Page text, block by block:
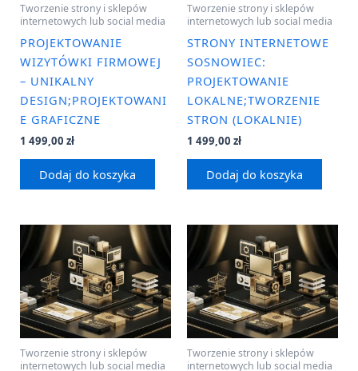
Tworzenie strony i sklepów
internetowych lub social media
PROJEKTOWANIE
WIZYTÓWKI FIRMOWEJ
– UNIKALNY
DESIGN;PROJEKTOWANI
E GRAFICZNE
1 499,00 zł
Dodaj do koszyka
Tworzenie strony i sklepów
internetowych lub social media
STRONY INTERNETOWE
SOSNOWIEC:
PROJEKTOWANIE
LOKALNE;TWORZENIE
STRON (LOKALNIE)
1 499,00 zł
Dodaj do koszyka
Tworzenie strony i sklepów
internetowych lub social media
Tworzenie strony i sklepów
internetowych lub social media